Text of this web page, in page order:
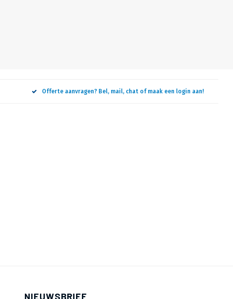
Offerte aanvragen? Bel, mail, chat of maak een login aan!
NIEUWSBRIEF